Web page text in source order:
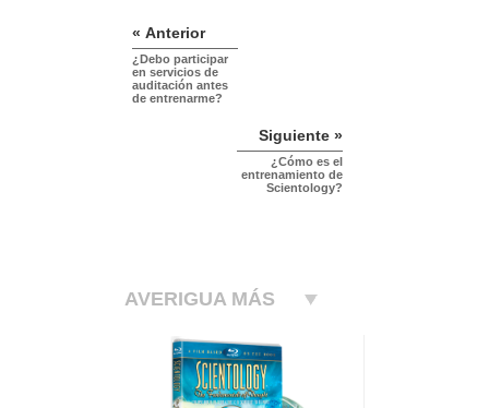
« Anterior
¿Debo participar
en servicios de
auditación antes
de entrenarme?
Siguiente »
¿Cómo es el
entrenamiento de
Scientology?
AVERIGUA MÁS